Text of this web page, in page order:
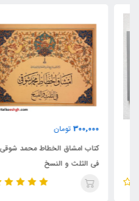
300,000 تومان
کتاب امشاق الخطاط محمد شوقی
فی الثلث و النسخ